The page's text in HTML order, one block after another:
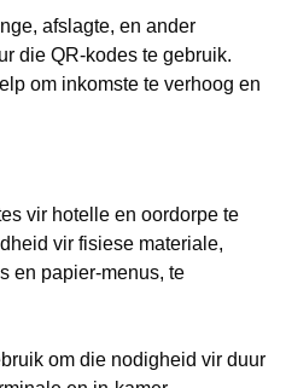
afslagte, en ander
die QR-kodes te gebruik.
om inkomste te verhoog en
vir hotelle en oordorpe te
vir fisiese materiale,
en papier-menus, te
om die nodigheid vir duur